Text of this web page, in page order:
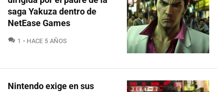
saga Yakuza dentro de
NetEase Games
1 COMENTARIOS
HACE 5 AÑOS
Nintendo exige en sus